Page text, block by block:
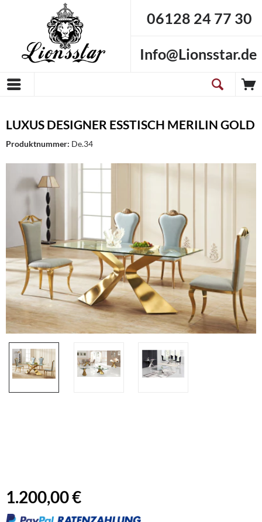
06128 24 77 30
Info@Lionsstar.de
LUXUS DESIGNER ESSTISCH MERILIN GOLD
Produktnummer: De.34
1.200,00 €